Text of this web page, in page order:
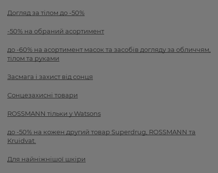
Догляд за тілом до -50%
-50% на обраний асортимент
до -60% на асортимент масок та засобів догляду за обличчям,
тілом та руками
Засмага і захист від сонця
Сонцезахисні товари
ROSSMANN тільки у Watsons
до -50% на кожен другий товар Superdrug, ROSSMANN та
Kruidvat.
Для найніжнішої шкіри